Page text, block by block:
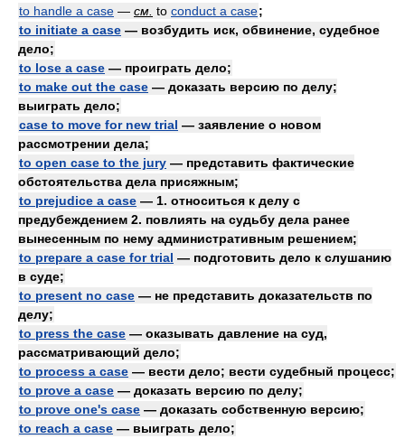
to handle a case — см. to conduct a case;
to initiate a case — возбудить иск, обвинение, судебное
дело;
to lose a case — проиграть дело;
to make out the case — доказать версию по делу;
выиграть дело;
case to move for new trial — заявление о новом
рассмотрении дела;
to open case to the jury — представить фактические
обстоятельства дела присяжным;
to prejudice a case — 1. относиться к делу с
предубеждением 2. повлиять на судьбу дела ранее
вынесенным по нему административным решением;
to prepare a case for trial — подготовить дело к слушанию
в суде;
to present no case — не представить доказательств по
делу;
to press the case — оказывать давление на суд,
рассматривающий дело;
to process a case — вести дело; вести судебный процесс;
to prove a case — доказать версию по делу;
to prove one's case — доказать собственную версию;
to reach a case — выиграть дело;